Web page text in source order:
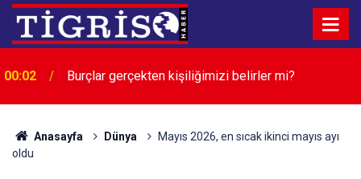
00:02 Burçlar gerçekten kişiliğimizi belirler mi?
00:02 HASTA TAŞIMA SEDYE SATIN ALINACAKTIR
Anasayfa Dünya
Mayıs 2026, en sıcak ikinci mayıs ayı
oldu